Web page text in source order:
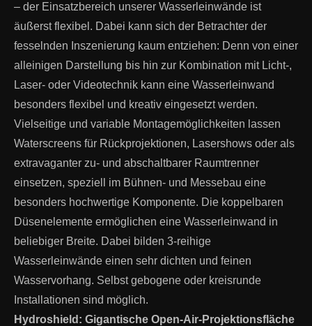
– der Einsatzbereich unserer Wasserleinwände ist
äußerst flexibel. Dabei kann sich der Betrachter der
fesselnden Inszenierung kaum entziehen: Denn von einer
alleinigen Darstellung bis hin zur Kombination mit Licht-,
Laser- oder Videotechnik kann eine Wasserleinwand
besonders flexibel und kreativ eingesetzt werden.
Vielseitige und variable Montagemöglichkeiten lassen
Waterscreens für Rückprojektionen, Lasershows oder als
extravaganter zu- und abschaltbarer Raumtrenner
einsetzen, speziell im Bühnen- und Messebau eine
besonders hochwertige Komponente. Die koppelbaren
Düsenelemente ermöglichen eine Wasserleinwand in
beliebiger Breite. Dabei bilden 3-reihige
Wasserleinwände einen sehr dichten und feinen
Wasservorhang. Selbst gebogene oder kreisrunde
Installationen sind möglich.
Hydroshield: Gigantische Open-Air-Projektionsfläche